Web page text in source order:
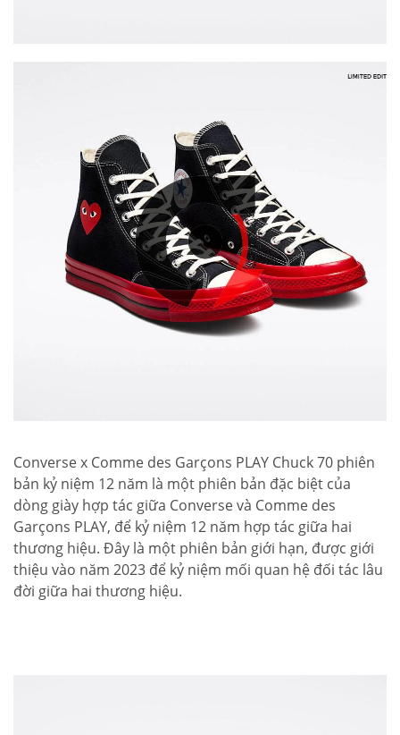
Converse x Comme des Garçons PLAY Chuck 70 phiên
bản kỷ niệm 12 năm là một phiên bản đặc biệt của
dòng giày hợp tác giữa Converse và Comme des
Garçons PLAY, để kỷ niệm 12 năm hợp tác giữa hai
thương hiệu. Đây là một phiên bản giới hạn, được giới
thiệu vào năm 2023 để kỷ niệm mối quan hệ đối tác lâu
đời giữa hai thương hiệu.